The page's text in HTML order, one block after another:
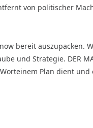
von politischer
bereit auszupacken.
und Strategie. DER
Plan dient und